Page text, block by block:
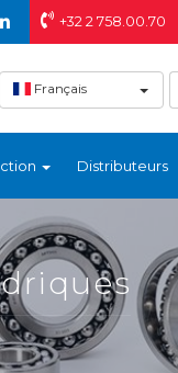
+32 2 758.00.70
Français
Distributeurs